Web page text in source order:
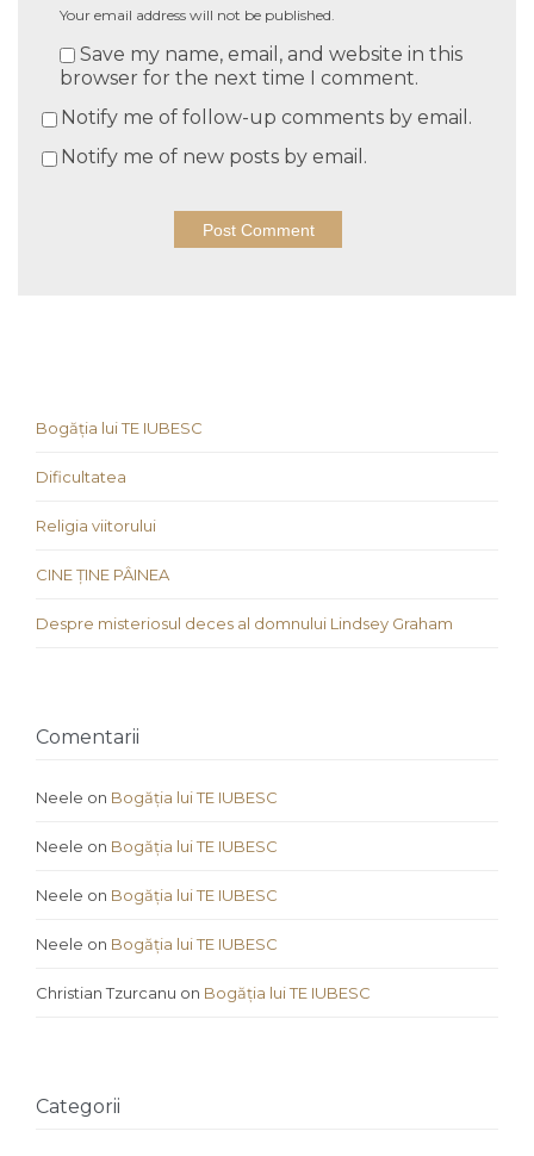
Your email address will not be published.
Save my name, email, and website in this
browser for the next time I comment.
Notify me of follow-up comments by email.
Notify me of new posts by email.
Bogăția lui TE IUBESC
Dificultatea
Religia viitorului
CINE ȚINE PÂINEA
Despre misteriosul deces al domnului Lindsey Graham
Comentarii
Neele on Bogăția lui TE IUBESC
Neele on Bogăția lui TE IUBESC
Neele on Bogăția lui TE IUBESC
Neele on Bogăția lui TE IUBESC
Christian Tzurcanu on Bogăția lui TE IUBESC
Categorii